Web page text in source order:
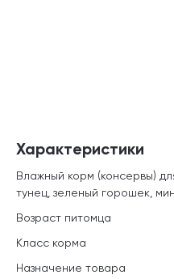
Характеристики
Влажный корм (консервы)
тунец, зеленый горошек,
Возраст питомца
Класс корма
Назначение товара